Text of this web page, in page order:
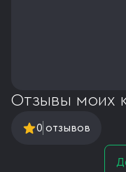
Отзывы моих
0 отзывов